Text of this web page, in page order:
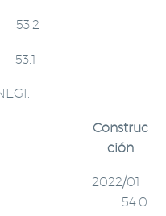
53.2
Construc
ción
2022/01
54.0